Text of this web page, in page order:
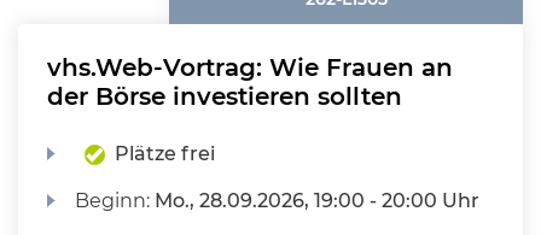
vhs.Web-Vortrag: Wie Frauen an
der Börse investieren sollten
Plätze frei
Beginn: Mo., 28.09.2026, 19:00 - 20:00 Uhr